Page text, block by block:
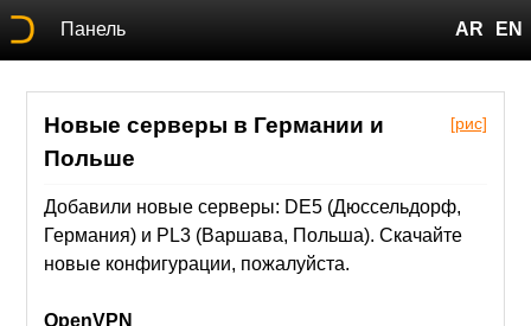
Панель AR EN
[рис]
Новые серверы в Германии и
Польше
Добавили новые серверы: DE5 (Дюссельдорф,
Германия) и PL3 (Варшава, Польша). Скачайте
новые конфигурации, пожалуйста.
OpenVPN